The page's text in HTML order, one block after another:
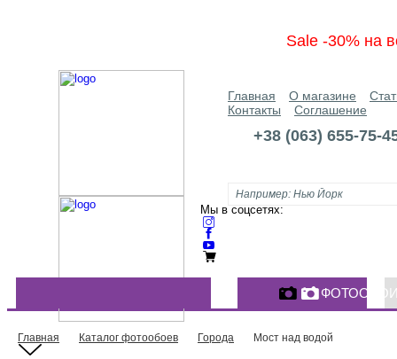
Sale -30% на
Главная О магазине
Контакты
Соглашение
+38 (063) 655-75-
Мы в соцсетях:
КАТАЛОГ ФОТООБОЕВ
Главная Каталог фотообоев Города Мост над водой